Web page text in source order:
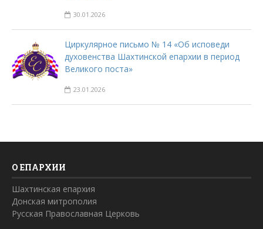
30.01.2026
Циркулярное письмо № 14 «Об исповеди
духовенства Шахтинской епархии в период
Великого поста»
23.01.2026
О ЕПАРХИИ
Шахтинская епархия
Донская митрополия
Русская Православная Церковь